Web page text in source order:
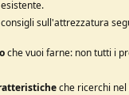
sull'attrezzatura
che vuoi farne: non tutti i
che ricerchi